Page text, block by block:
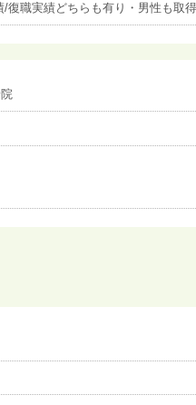
復職実績どちらも有り・男性も取得